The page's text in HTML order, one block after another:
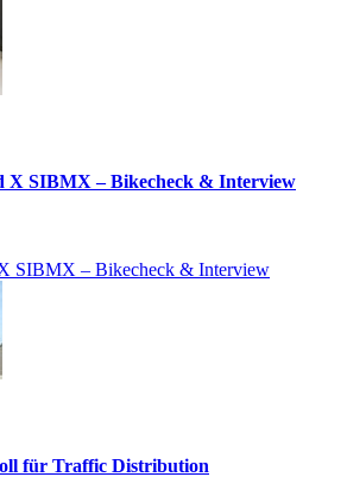
X SIBMX – Bikecheck & Interview
SIBMX – Bikecheck & Interview
für Traffic Distribution